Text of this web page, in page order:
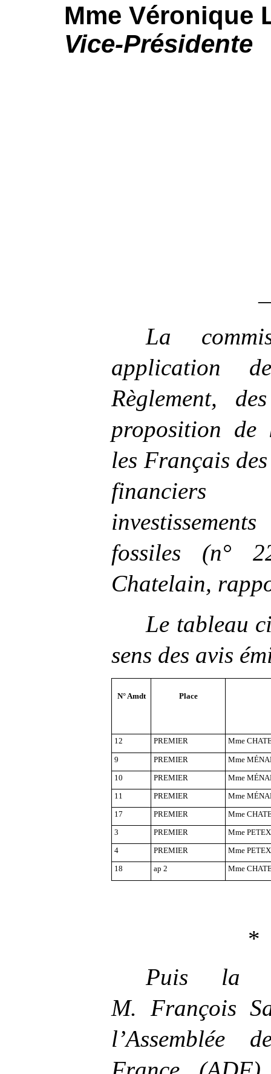
Mme Véronique
Vice-Présidente
La
application
Règlement,
proposition
les Français
fossiles (n°
Chatelain,
Le tableau
sens des avis
N° Amdt Place
12 PREMIER Mme
9 PREMIER Mme
10
PREMIER Mme
11
PREMIER Mme
17
PREMIER Mme
3
PREMIER Mme
4
PREMIER Mme
18
ap 2 Mme
*
Puis la
M.
François
l’Assemblée